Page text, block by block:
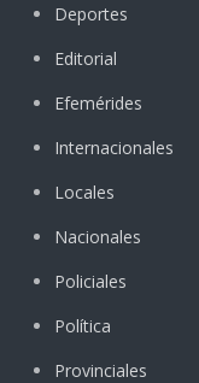
Deportes
Editorial
Efemérides
Internacionales
Locales
Nacionales
Policiales
Política
Provinciales